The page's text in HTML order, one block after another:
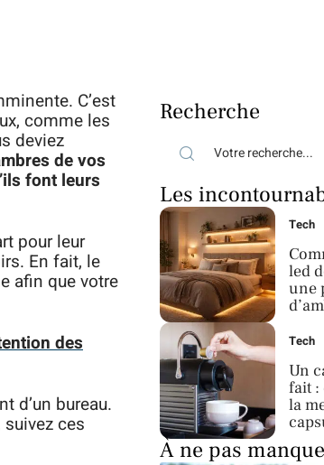
C’est
comme les
deviez
de vos
font leurs
pour leur
En fait, le
afin que votre
des
d’un bureau.
ces
Recherche
Les
Tech
led
une
Tech
Un
fait :
la
À ne pas